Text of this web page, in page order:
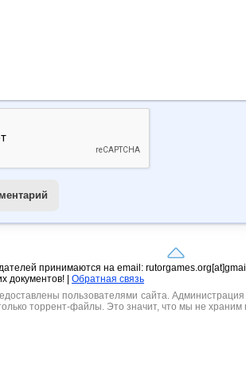
принимаются на email:
документов! |
Обратная связь
пользователями сайта. Администрация
торрент-файлы. Это значит, что мы не